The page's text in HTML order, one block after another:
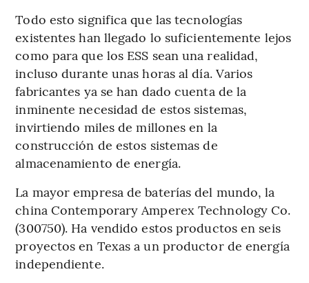
Todo esto significa que las tecnologías
existentes han llegado lo suficientemente lejos
como para que los ESS sean una realidad,
incluso durante unas horas al día. Varios
fabricantes ya se han dado cuenta de la
inminente necesidad de estos sistemas,
invirtiendo miles de millones en la
construcción de estos sistemas de
almacenamiento de energía.
La mayor empresa de baterías del mundo, la
china Contemporary Amperex Technology Co.
(300750). Ha vendido estos productos en seis
proyectos en Texas a un productor de energía
independiente.